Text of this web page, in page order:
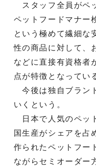
スタッフ全員がペ
ペットフードマナー
という極めて繊細な
性の商品に対して、
などに直接有資格者
点が特徴となってい
今後は独自ブラン
いくという。
日本で人気のペッ
国生産がシェアを占
作られたペットフー
ながらセミオーダー